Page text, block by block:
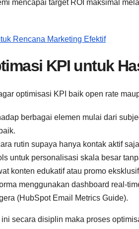
mencapai target ROI maksimal
Rencana Marketing Efektif
KPI untuk
optimisasi KPI baik open rate
berbagai elemen mulai dari
rutin supaya hanya kontak aktif
untuk personalisasi skala besar
konten edukatif atau promo
menggunakan dashboard real-
(HubSpot Email Metrics Guide).
secara disiplin maka proses